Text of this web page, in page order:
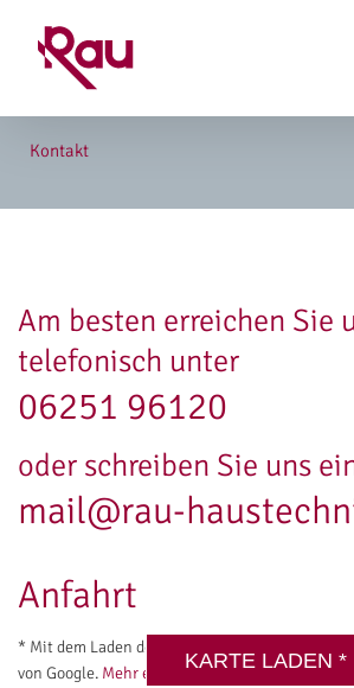
Inhalt
springen
Kontakt
Am besten erreichen Sie
telefonisch unter
06251 96120
oder schreiben Sie uns
mail@rau-
Anfahrt
KARTE LADEN *
* Mit dem Laden der Karte akzeptieren Sie die
von Google. Mehr erfahren